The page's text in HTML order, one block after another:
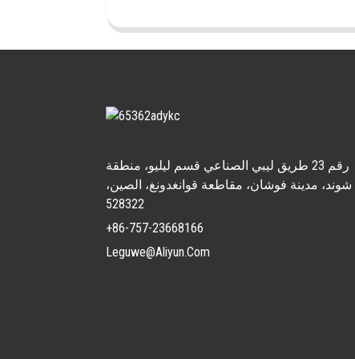
رقم 23 طريق ليبي الصناعي قسم ليليو، منطقة
شوند، مدينة فوشان، مقاطعة قوانغدونغ، الصين،
528322
+86-757-23668166
Leguwe@aliyun.com